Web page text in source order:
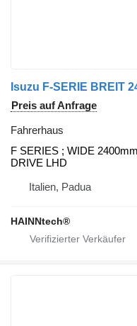
Preis auf Anfrage
Fahrerhaus
F SERIES ; WIDE
DRIVE LHD
Italien, Padua
HAINNtech®